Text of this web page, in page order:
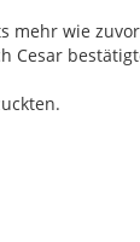
mehr wie
Cesar